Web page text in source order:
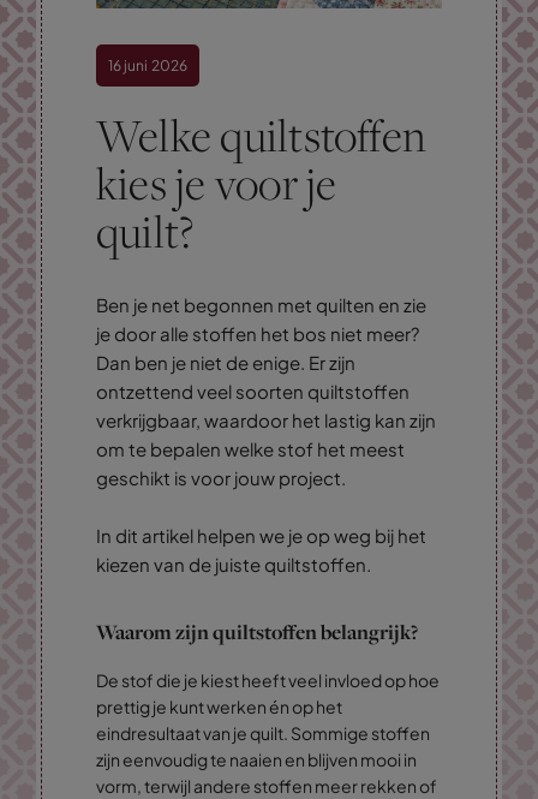
16 juni 2026
Welke quiltstoffen
kies je voor je
quilt?
Ben je net begonnen met quilten en zie
je door alle stoffen het bos niet meer?
Dan ben je niet de enige. Er zijn
ontzettend veel soorten quiltstoffen
verkrijgbaar, waardoor het lastig kan zijn
om te bepalen welke stof het meest
geschikt is voor jouw project.
In dit artikel helpen we je op weg bij het
kiezen van de juiste quiltstoffen.
Waarom zijn quiltstoffen belangrijk?
De stof die je kiest heeft veel invloed op hoe
prettig je kunt werken én op het
eindresultaat van je quilt. Sommige stoffen
zijn eenvoudig te naaien en blijven mooi in
vorm, terwijl andere stoffen meer rekken of